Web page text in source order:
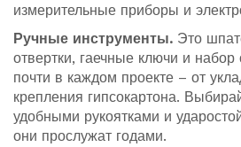
измерительные приборы и
Ручные инструменты. Это
отвертки, гаечные ключи и
почти в каждом проекте – от
крепления гипсокартона.
удобными рукоятками и
они прослужат годами.